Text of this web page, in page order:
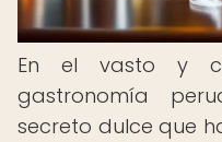
En el vasto y
gastronomía
secreto dulce que